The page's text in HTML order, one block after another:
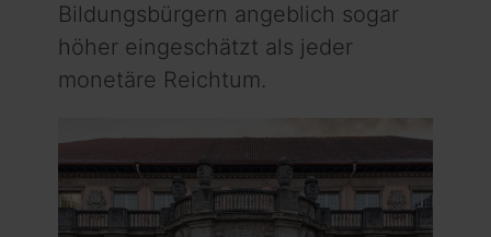
Bildungsbürgern angeblich sogar
höher ein­geschätzt als jeder
monetäre Reichtum.